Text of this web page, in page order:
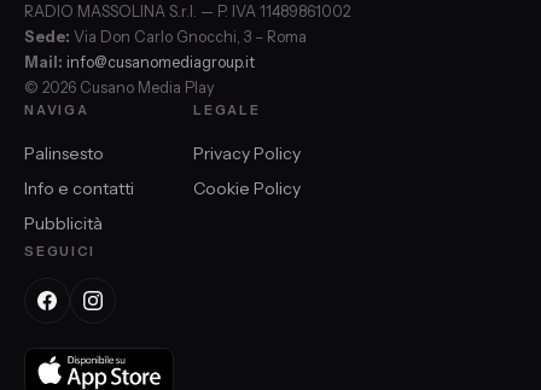
RADIO MASSOLINA S.r.l. — P. IVA 11489861002
Sede: Via Don Carlo Gnocchi, 3 – Roma
Mail: info@cusanomediagroup.it
© 2026 Cusano Media Play
NAVIGA
Palinsesto
Info e contatti
Pubblicità
LEGALE
Privacy Policy
Cookie Policy
SEGUICI